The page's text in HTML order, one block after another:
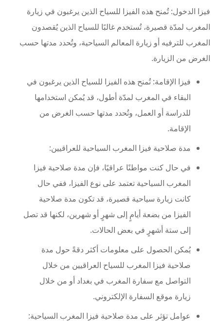
فيزا الدخول: تُمنح هذه الفيزا للسياح الذين يرغبون في زيارة
المغرب لمدّة قصيرة، تُستخدم غالبًا للسياح الذين يُقصدون
المغرب للترفيه أو زيارة المعالم السياحية، وتُحدد مدتها حسب
الغرض من الزيارة.
فيزا الإقامة: تُمنح هذه الفيزا للسياح الذين يرغبون في
البقاء في المغرب لمدّة أطول، قد يُمكن استخدامها
للدراسة أو العمل، وتُحدد مدتها حسب الغرض من
الإقامة.
مدة صلاحية فيزا المغرب السياحية للعراقيين:
في حال كنت مواطنًا عراقيًا، فإن مدة صلاحية فيزا
المغرب السياحية تعتمد على نوع الفيزا، ففي حال
كانت زيارة سياحية قصيرة، قد تكون مدة صلاحية
الفيزا من بضعة أيامٍ إلى شهرٍ أو شهرين، لكنها قد تصل
إلى ستة أشهرٍ في بعض الحالات.
يُمكن الحصول على معلومات أكثر دقةً حول مدة
صلاحية فيزا المغرب للسياح العراقيين من خلال
التواصل مع سفارة المغرب في بغداد أو من خلال
زيارة موقع السفارة الإلكتروني.
عوامل تؤثر على مدة صلاحية فيزا المغرب السياحية: